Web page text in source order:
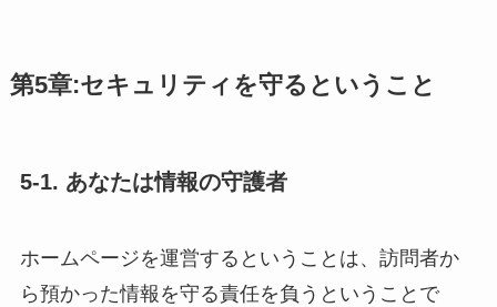
第5章:セキュリティを守るということ
5-1. あなたは情報の守護者
ホームページを運営するということは、訪問者か
ら預かった情報を守る責任を負うということで